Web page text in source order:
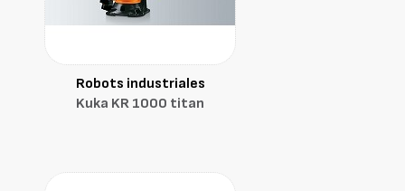
Robots industriales
Kuka KR 1000 titan